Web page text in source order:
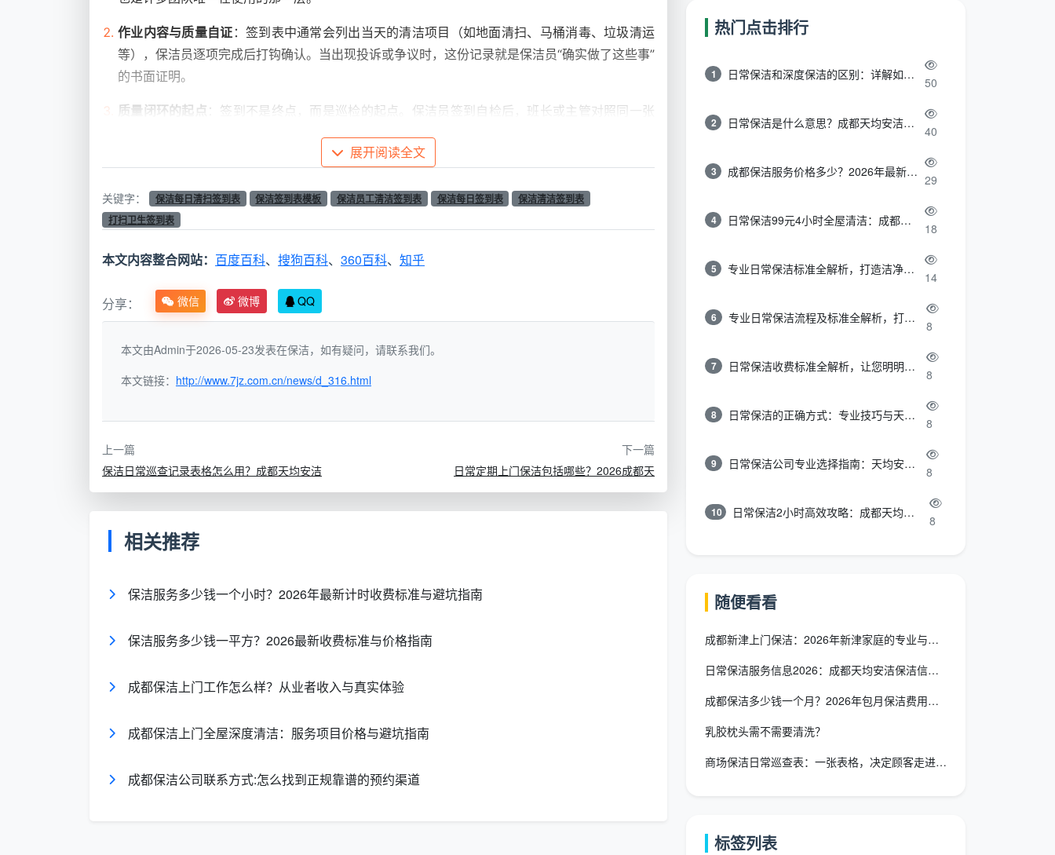
作业内容与质量自证 ：签到表中通常会列出当天的清洁项目（如地面清扫、马桶消毒、垃圾清运
等），保洁员逐项完成后打钩确认。当出现投诉或争议时，这份记录就是保洁员“确实做了这些事”
的书面证明。
质量闭环的起点 ：签到不是终点，而是巡检的起点。保洁员签到自检后，班长或主管对照同一张
很多物业或企业行政之所以做不好保洁管理，症结不在“没有签到表”，而在于“签到签了就完”，
签到与巡检之间没有产生化学反应。签到表只能证明人到过，证明不了人在哪儿待了多久、干了什
么。要发挥签到表的真正价值，就必须把它纳入“签到-巡检-整改-归档”的一体化流程中。
经过多年的标准化建设， 成都天均安洁
“保洁签到表模板免费”就拿来用的，而是根据实际服务场景反复打磨而成。以下是成都天均安洁内部
使用的保洁每日签到表核心字段设计：
日期
与班
次
全天）
确保每日一表，日期不可跨天使用，杜
绝“提前填好一整周”的乱象
保洁
人员
当班保洁员亲笔签名，不可代签
项目
擦、卫生间洁具消毒、垃圾袋更换、公共设施表面擦
展开阅读全文
关键字： 保洁每日清扫签到表 保洁签到表模板 保洁员工清洁签到表 保洁每日签到表
保洁清洁签到表
打扫卫生签到表
本文内容整合网站： 百度百科、 搜狗百科、 360百科、 知乎
分享： 微信 微博 QQ
本文由Admin于2026-05-23发表在保洁，如有疑问，请联系我们。
本文链接： http://www.7jz.com.cn/news/d_316.html
上一篇
保洁日常巡查记录表格怎么用？成都天均安洁
下一篇
日常定期上门保洁包括哪些？2026成都天
相关推荐
保洁服务多少钱一个小时？2026年最新计时收费标准与避坑指南
保洁服务多少钱一平方？2026最新收费标准与价格指南
成都保洁上门工作怎么样？从业者收入与真实体验
成都保洁上门全屋深度清洁：服务项目价格与避坑指南
成都保洁公司联系方式:怎么找到正规靠谱的预约渠道
热门点击排行
1 日常保洁和深度保洁的区别：详解如何选择最适合的清洁服务
50
2 日常保洁是什么意思？成都天均安洁带你快速区分“日常vs深度vs开荒”
40
3 成都保洁服务价格多少？2026年最新报价表来了，这一篇看透所有费用
29
4 日常保洁99元4小时全屋清洁：成都天均安洁保洁超值服务全解析
18
5 专业日常保洁标准全解析，打造洁净舒适生活空间
14
6 专业日常保洁流程及标准全解析，打造洁净舒适环境
8
7 日常保洁收费标准全解析，让您明明白白消费
8
8 日常保洁的正确方式：专业技巧与天均安洁保洁服务全解析
8
9 日常保洁公司专业选择指南：天均安洁保洁服务全解析
8
10 日常保洁2小时高效攻略：成都天均安洁保洁专业时间管理方案
8
随便看看
成都新津上门保洁：2026年新津家庭的专业与品质之选
日常保洁服务信息2026：成都天均安洁保洁信息全维度解析与选
成都保洁多少钱一个月？2026年包月保洁费用全解析
乳胶枕头需不需要清洗？
商场保洁日常巡查表：一张表格，决定顾客走进来的第一印象
标签列表